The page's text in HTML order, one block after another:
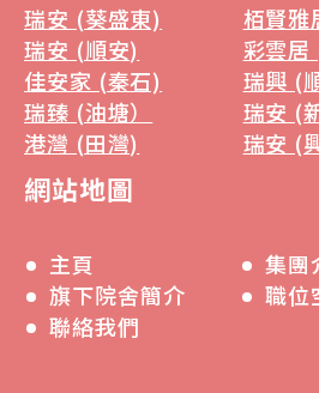
瑞安 (葵盛東)
栢賢雅
瑞安 (順安)
彩雲居
佳安家 (秦石)
瑞興 (
瑞臻 (油塘）
瑞安 (
港灣 (田灣)
瑞安 (
網站地圖
主頁
集團
旗下院舍簡介
職位
聯絡我們